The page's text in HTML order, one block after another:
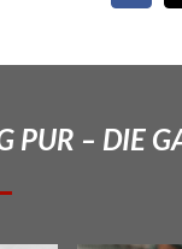
PUR – DIE